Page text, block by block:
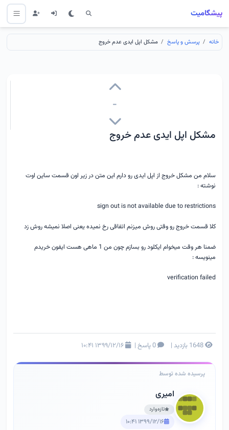
پیشگامیت
خانه پرسش و پاسخ مشکل اپل ایدی عدم خروج
-
مشکل اپل ایدی عدم خروج
سلام من مشکل خروج از اپل ایدی رو دارم این متن در زیر اون قسمت ساین اوت
نوشته :
sign out is not available due to restrictions
کلا قسمت خروج رو وقتی روش میزنم اتفاقی رخ نمیده یعنی اصلا نمیشه روش زد
ضمنا هر وقت میخوام ایکلود رو بسازم چون من 1 ماهی هست ایفون خریدم
مینویسه :
verification failed
1648 بازدید | 0 پاسخ |
پرسیده شده توسط
امیری
تازه‌وارد
۱۳۹۹/۱۲/۱۶ ۱۰:۴۱